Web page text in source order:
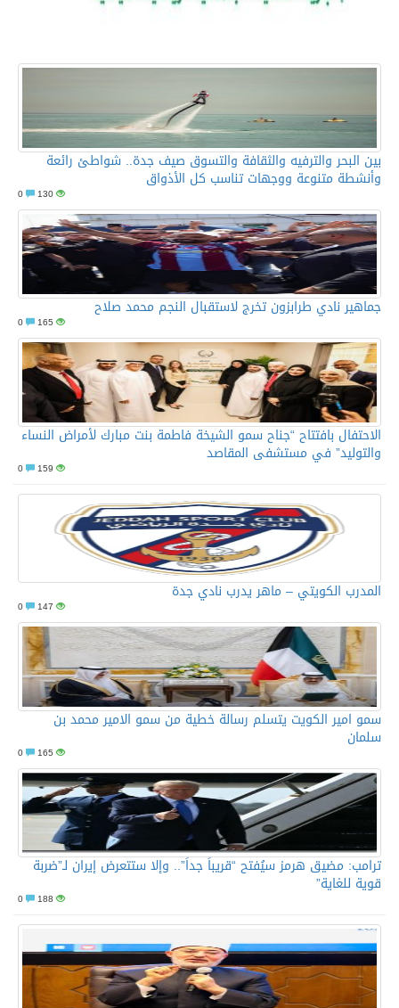
بين البحر والترفيه والثقافة والتسوق صيف جدة.. شواطئ رائعة
وأنشطة متنوعة ووجهات تناسب كل الأذواق
130
جماهير نادي طرابزون تخرج لاستقبال النجم محمد صلاح
165
الاحتفال بافتتاح “جناح سمو الشيخة فاطمة بنت مبارك لأمراض النساء
والتوليد” في مستشفى المقاصد
159
المدرب الكويتي – ماهر يدرب نادي جدة
147
سمو امير الكويت يتسلم رسالة خطية من سمو الامير محمد بن
سلمان
165
ترامب: مضيق هرمز سيُفتح “قريباً جداً”.. وإلا ستتعرض إيران لـ”ضربة
قوية للغاية”
188